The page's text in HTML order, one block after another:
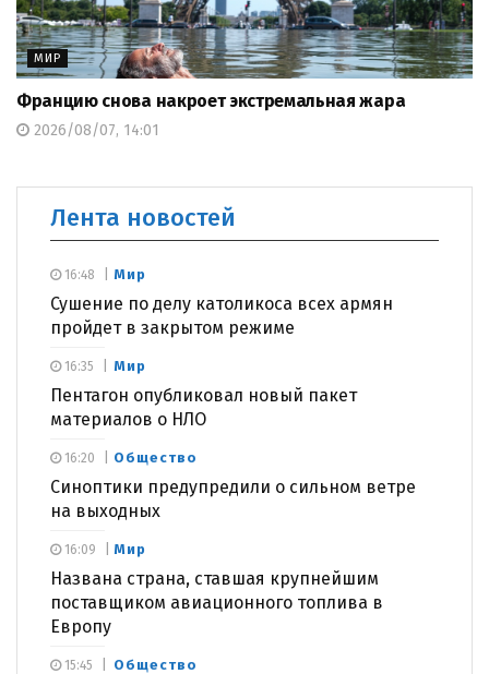
МИР
Францию снова накроет экстремальная жара
2026/08/07, 14:01
Лента новостей
Мир
Сушение по делу католикоса всех армян
пройдет в закрытом режиме
16:48
Мир
Пентагон опубликовал новый пакет
материалов о НЛО
16:35
Общество
Синоптики предупредили о сильном ветре
на выходных
16:20
Мир
Названа страна, ставшая крупнейшим
поставщиком авиационного топлива в
Европу
16:09
Общество
15:45